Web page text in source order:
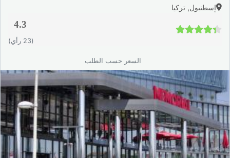
إسطنبول, تركيا
4.3
(23 رأي)
السعر حسب الطلب